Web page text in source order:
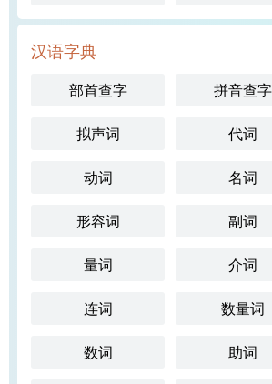
汉语字典
部首查字 拼音查字
拟声词 代词
动词 名词
形容词 副词
量词 介词
连词 数量词
数词 助词